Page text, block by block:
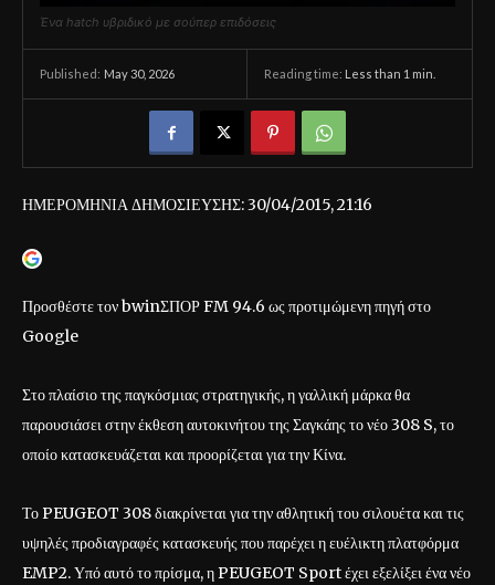
Ένα hatch υβριδικό με σούπερ επιδόσεις
Published: May 30, 2026 Reading time: Less than 1 min.
ΗΜΕΡΟΜΗΝΙΑ ΔΗΜΟΣΙΕΥΣΗΣ:30/04/2015, 21:16
Προσθέστε τον bwinΣΠΟΡ FM 94.6 ως προτιμώμενη πηγή στο
Google
Στο πλαίσιο της παγκόσμιας στρατηγικής, η γαλλική μάρκα θα
παρουσιάσει στην έκθεση αυτοκινήτου της Σαγκάης το νέο 308 S, το
οποίο κατασκευάζεται και προορίζεται για την Κίνα.
Το PEUGEOT 308 διακρίνεται για την αθλητική του σιλουέτα και τις
υψηλές προδιαγραφές κατασκευής που παρέχει η ευέλικτη πλατφόρμα
EMP2. Υπό αυτό το πρίσμα, η PEUGEOT Sport έχει εξελίξει ένα νέο